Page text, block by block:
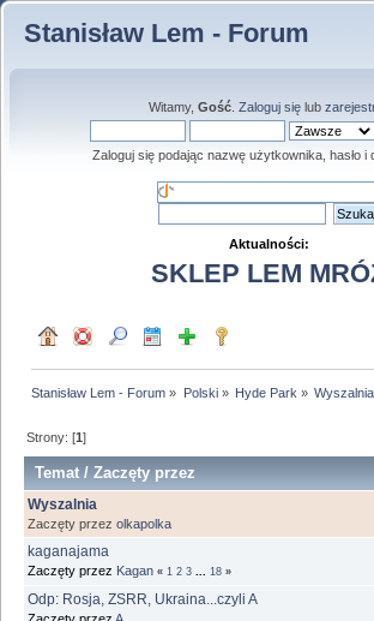
Stanisław Lem - Forum
Witamy, Gość. Zaloguj sięlub
Zaloguj się podając nazwę użytkownika, hasło i
Aktualności:
SKLEP LEM
Stanisław Lem - Forum » Polski» Hyde Park » Wyszalnia
Strony: [1]
Temat /Zaczęty przez
Wyszalnia
Zaczęty przez olkapolka
kaganajama
Zaczęty przez Kagan « 1 2 3 18 »
Odp: Rosja, ZSRR, Ukraina...czyli A